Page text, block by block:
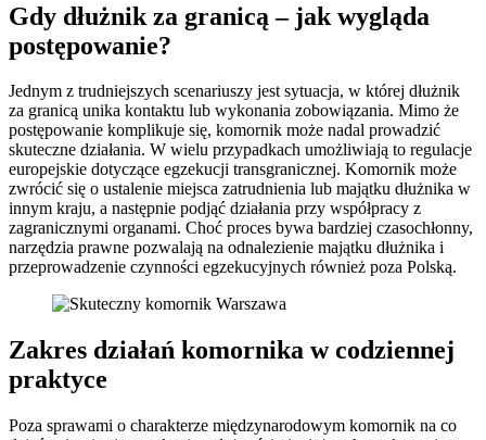
Gdy dłużnik za granicą – jak wygląda
postępowanie?
Jednym z trudniejszych scenariuszy jest sytuacja, w której dłużnik
za granicą unika kontaktu lub wykonania zobowiązania. Mimo że
postępowanie komplikuje się, komornik może nadal prowadzić
skuteczne działania. W wielu przypadkach umożliwiają to regulacje
europejskie dotyczące egzekucji transgranicznej. Komornik może
zwrócić się o ustalenie miejsca zatrudnienia lub majątku dłużnika w
innym kraju, a następnie podjąć działania przy współpracy z
zagranicznymi organami. Choć proces bywa bardziej czasochłonny,
narzędzia prawne pozwalają na odnalezienie majątku dłużnika i
przeprowadzenie czynności egzekucyjnych również poza Polską.
Zakres działań komornika w codziennej
praktyce
Poza sprawami o charakterze międzynarodowym komornik na co